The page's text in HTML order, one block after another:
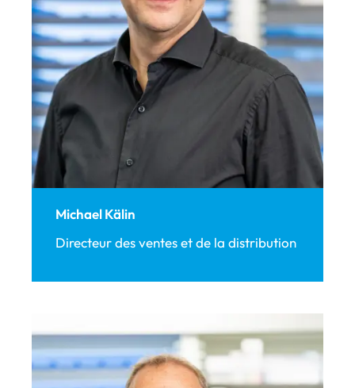
Michael Kälin
Directeur des ventes et de la distribution